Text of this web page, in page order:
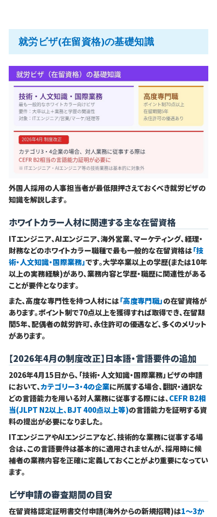
就労ビザ(在留資格)の基礎知識
外国人採用の人事担当者が最低限押さえておくべき就労ビザの
知識を解説します。
ホワイトカラー人材に関連する主な在留資格
ITエンジニア、AIエンジニア、海外営業、マーケティング、経理・
財務などのホワイトカラー職種で最も一般的な在留資格は「技
術・人文知識・国際業務」です。大学卒業以上の学歴(または10年
以上の実務経験)があり、業務内容と学歴・職歴に関連性がある
ことが要件となります。
また、高度な専門性を持つ人材には「高度専門職」の在留資格が
あります。ポイント制で70点以上を獲得すれば取得でき、在留期
間5年、配偶者の就労許可、永住許可の優遇など、多くのメリット
があります。
【2026年4月の制度改正】日本語・言語要件の追加
2026年4月15日から、「技術・人文知識・国際業務」ビザの申請
において、カテゴリー3・4の企業に所属する場合、翻訳・通訳な
どの言語能力を用いる対人業務に従事する際には、CEFR B2相
当(JLPT N2以上、BJT 400点以上等)の言語能力を証明する資
料の提出が必要になりました。
ITエンジニアやAIエンジニアなど、技術的な業務に従事する場
合は、この言語要件は基本的に適用されませんが、採用時に候
補者の業務内容を正確に定義しておくことがより重要になってい
ます。
ビザ申請の審査期間の目安
在留資格認定証明書交付申請(海外からの新規招聘)は1〜3か